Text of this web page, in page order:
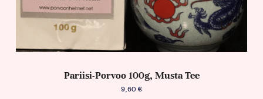
Pariisi-Porvoo 100g, Musta Tee
9,60 €